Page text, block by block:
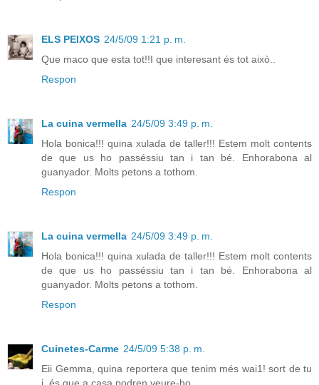
ELS PEIXOS 24/5/09 1:21 p. m.
Que maco que esta tot!!I que interesant és tot això..
Respon
La cuina vermella 24/5/09 3:49 p. m.
Hola bonica!!! quina xulada de taller!!! Estem molt contents
de que us ho passéssiu tan i tan bé. Enhorabona al
guanyador. Molts petons a tothom.
Respon
La cuina vermella 24/5/09 3:49 p. m.
Hola bonica!!! quina xulada de taller!!! Estem molt contents
de que us ho passéssiu tan i tan bé. Enhorabona al
guanyador. Molts petons a tothom.
Respon
Cuinetes-Carme 24/5/09 5:38 p. m.
Eii Gemma, quina reportera que tenim més wai1! sort de tu